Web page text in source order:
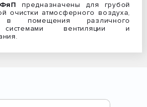
ФяП
предназначены для грубой
очистки атмосферного воздуха,
в помещения различного
системами вентиляции и